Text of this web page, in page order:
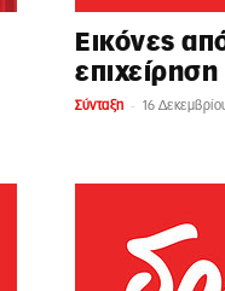
Εικόνες
Σύνταξη - 16